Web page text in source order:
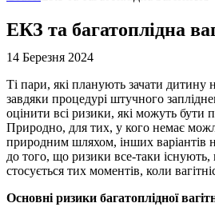
ЕКЗ та багатоплідна
14 Березня 2024
Ті пари, які планують зачати
завдяки процедурі штучного
оцінити всі ризики, які можуть бути
Природно, для тих, у кого немає
природним шляхом, інших варіантів
до того, що ризики все-таки
стосується тих моментів, коли
Основні ризики багатоплідної